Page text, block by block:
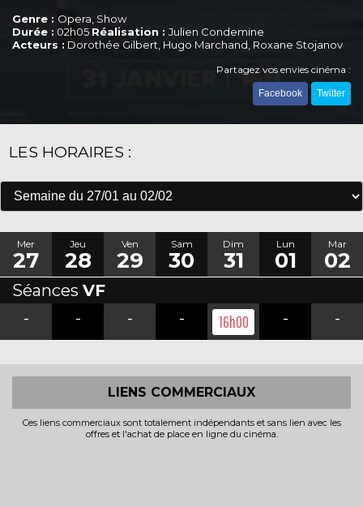
Genre : Opera, Show
Durée : 02h05 Réalisation : Julien Condemine
Acteurs : Dorothée Gilbert, Hugo Marchand, Roxane Stojanov
Partagez vos envies cinéma :
Facebook Twitter
LES HORAIRES :
Mer
27
Jeu
28
Ven
29
Sam
30
Dim
31
Lun
01
Mar
02
Séances VF
-
- - - 16h00 - -
LIENS COMMERCIAUX
Ces liens commerciaux sont totalement indépendants et sans lien avec les
offres et l'achat de place en ligne du cinéma.